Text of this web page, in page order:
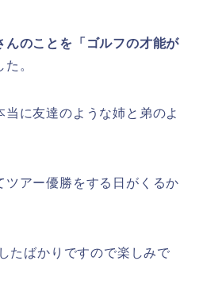
んのことを「ゴルフの才能が
。
に友達のような姉と弟のよ
ツアー優勝をする日がくるか
たばかりですので楽しみで